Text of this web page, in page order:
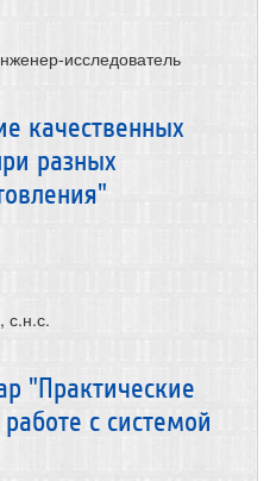
исследователь
качественных
разных
с.н.с.
"Практические
с системой